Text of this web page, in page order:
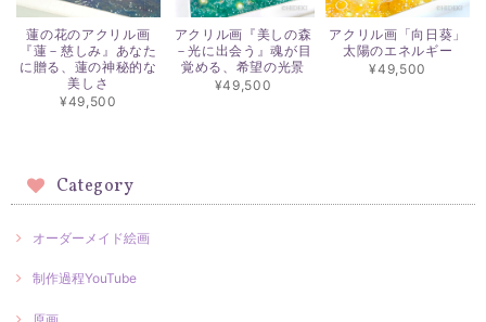
蓮の花のアクリル画
『蓮－慈しみ』あなた
に贈る、蓮の神秘的な
美しさ
¥49,500
アクリル画『美しの森
－光に出会う』魂が目
覚める、希望の光景
¥49,500
アクリル画「向日葵」
太陽のエネルギー
¥49,500
Category
オーダーメイド絵画
制作過程YouTube